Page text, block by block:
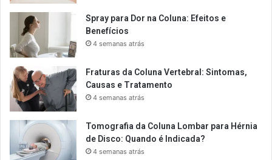
Spray para Dor na Coluna: Efeitos e
Benefícios
4 semanas atrás
Fraturas da Coluna Vertebral: Sintomas,
Causas e Tratamento
4 semanas atrás
Tomografia da Coluna Lombar para Hérnia
de Disco: Quando é Indicada?
4 semanas atrás